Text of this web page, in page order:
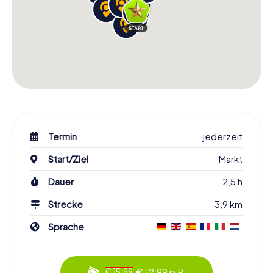
Termin
jederzeit
Start/Ziel
Markt
Dauer
2,5 h
Strecke
3,9 km
Sprache